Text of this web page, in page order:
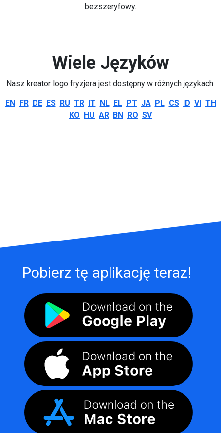
bezszeryfowy.
Wiele Języków
Nasz kreator logo fryzjera jest dostępny w różnych językach:
EN FR DE ES RU TR IT NL EL PT JA PL CS ID VI TH
KO HU AR BN RO SV
Pobierz tę aplikację teraz!